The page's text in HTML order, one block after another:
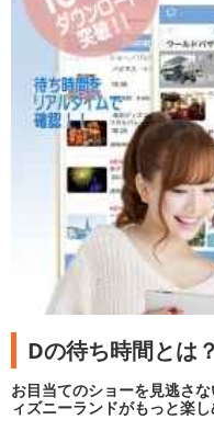
Dの待ち時間とは？
お目当てのショーを見逃さ
ィズニーランドがもっと楽し